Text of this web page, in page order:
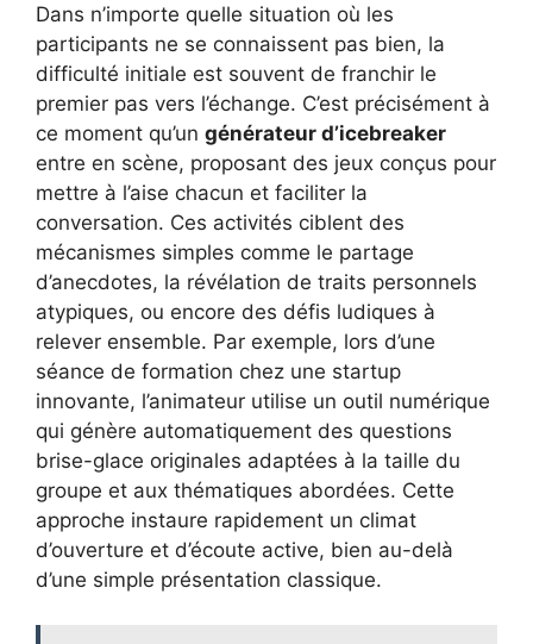
Dans n’importe quelle situation où les
participants ne se connaissent pas bien, la
difficulté initiale est souvent de franchir le
premier pas vers l’échange. C’est précisément à
ce moment qu’un générateur d’icebreaker
entre en scène, proposant des jeux conçus pour
mettre à l’aise chacun et faciliter la
conversation. Ces activités ciblent des
mécanismes simples comme le partage
d’anecdotes, la révélation de traits personnels
atypiques, ou encore des défis ludiques à
relever ensemble. Par exemple, lors d’une
séance de formation chez une startup
innovante, l’animateur utilise un outil numérique
qui génère automatiquement des questions
brise-glace originales adaptées à la taille du
groupe et aux thématiques abordées. Cette
approche instaure rapidement un climat
d’ouverture et d’écoute active, bien au-delà
d’une simple présentation classique.